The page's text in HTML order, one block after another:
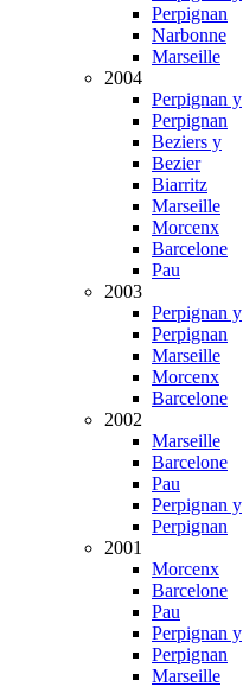
Perpignan
Narbonne
Marseille
2004
Perpignan y
Perpignan
Beziers y
Bezier
Biarritz
Marseille
Morcenx
Barcelone
Pau
2003
Perpignan y
Perpignan
Marseille
Morcenx
Barcelone
2002
Marseille
Barcelone
Pau
Perpignan y
Perpignan
2001
Morcenx
Barcelone
Pau
Perpignan y
Perpignan
Marseille